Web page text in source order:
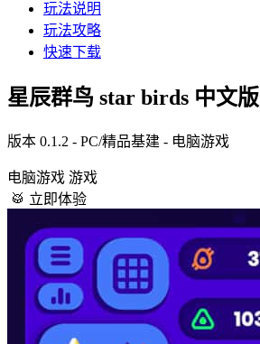
玩法说明
玩法攻略
快速下载
星辰群鸟 star birds 中文版
版本 0.1.2 - PC/精品基建 - 电脑游戏
电脑游戏 游戏
🥁 立即体验